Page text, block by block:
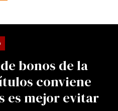
bonos de la
conviene
es mejor evitar